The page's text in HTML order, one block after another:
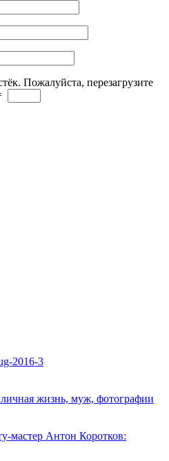
Пожалуйста, перезагрузите
2016-3
жизнь, муж, фотографии
мастер Антон Коротков: